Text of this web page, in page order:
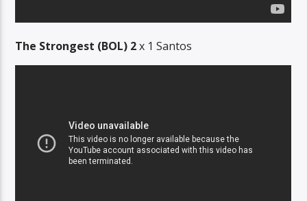
The Strongest (BOL) 2x 1 Santos